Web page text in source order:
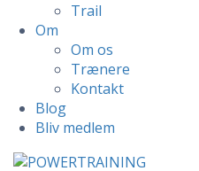
Trail
Om
Om os
Trænere
Kontakt
Blog
Bliv medlem
Skip